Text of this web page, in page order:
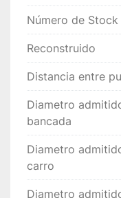
Número de Stock
Reconstruido
Distancia entre
Diametro
bancada
Diametro
carro
Diametro